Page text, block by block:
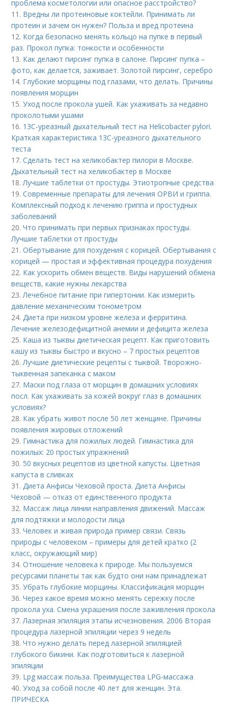
проблема косметологии или опасное расстройство?
11. Вредны ли протеиновые коктейли. Принимать ли
протеин и зачем он нужен? Польза и вред протеина
12. Когда безопасно менять кольцо на пупке в первый
раз. Прокол пупка: тонкости и особенности
13. Как делают пирсинг пупка в салоне. Пирсинг пупка –
фото, как делается, заживает. Золотой пирсинг, серебро
14. Глубокие морщины под глазами, что делать. Причины
появления морщин
15.Уход после прокола ушей. Как ухаживать за недавно
проколотыми ушами
16. 13С-уреазный дыхательный тест на Helicobacter pylori.
Краткая характеристика 13С-уреазного дыхательного
теста
17.Сделать тест на хеликобактер пилори в Москве.
Дыхательный тест на хеликобактер в Москве
18.Лучшие таблетки от простуды. Этиотропные средства
19.Современные препараты для лечения ОРВИ и гриппа.
Комплексный подход к лечению гриппа и простудных
заболеваний
20.Что принимать при первых признаках простуды.
Лучшие таблетки от простуды
21.Обертывание для похудения с корицей. Обертывания с
корицей — простая и эффективная процедура похудения
22. Как ускорить обмен веществ. Виды нарушений обмена
веществ, какие нужны лекарства
23.Лечебное питание при гипертонии. Как измерить
давление механическим тонометром
24.Диета при низком уровне железа и ферритина.
Лечение железодефицитной анемии и дефицита железа
25. Каша из тыквы диетическая рецепт. Как приготовить
кашу из тыквы быстро и вкусно – 7 простых рецептов
26.Лучшие диетические рецепты с тыквой. Творожно-
тыквенная запеканка с маком
27. Маски под глаза от морщин в домашних условиях
посл. Как ухаживать за кожей вокруг глаз в домашних
условиях?
28. Как убрать живот после 50 лет женщине. Причины
появления жировых отложений
29. Гимнастика для пожилых людей. Гимнастика для
пожилых: 20 простых упражнений
30. 50 вкусных рецептов из цветной капусты. Цветная
капуста в сливках
31.Диета Анфисы Чеховой проста. Диета Анфисы
Чеховой — отказ от единственного продукта
32. Массаж лица линии направления движений. Массаж
для подтяжки и молодости лица
33.Человек и живая природа пример связи. Связь
природы с человеком – примеры для детей кратко (2
класс, окружающий мир)
34.Отношение человека к природе. Мы пользуемся
ресурсами планеты так как будто они нам принадлежат
35.Убрать глубокие морщины. Классификация морщин
36.Через какое время можно менять сережку после
прокола уха. Смена украшения после заживления прокола
37.Лазерная эпиляция этапы исчезновения. 2006 Вторая
процедура лазерной эпиляции через 9 недель
38.Что нужно делать перед лазерной эпиляцией
глубокого бикини. Как подготовиться к лазерной
эпиляции
39. Lpg массаж польза. Преимущества LPG-массажа
40.Уход за собой после 40 лет для женщин. Эта.
ПРИЧЕСКА